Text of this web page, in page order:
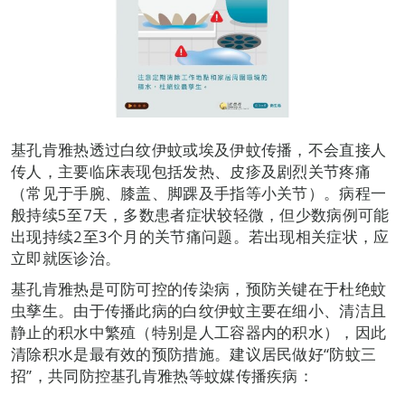
基孔肯雅热透过白纹伊蚊或埃及伊蚊传播，不会直接人
传人，主要临床表现包括发热、皮疹及剧烈关节疼痛
（常见于手腕、膝盖、脚踝及手指等小关节）。病程一
般持续5至7天，多数患者症状较轻微，但少数病例可能
出现持续2至3个月的关节痛问题。若出现相关症状，应
立即就医诊治。
基孔肯雅热是可防可控的传染病，预防关键在于杜绝蚊
虫孳生。由于传播此病的白纹伊蚊主要在细小、清洁且
静止的积水中繁殖（特别是人工容器内的积水），因此
清除积水是最有效的预防措施。建议居民做好“防蚊三
招”，共同防控基孔肯雅热等蚊媒传播疾病：